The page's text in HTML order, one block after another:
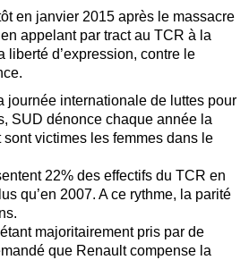
en janvier 2015 après le massacre
appelant par tract au TCR à la
liberté d’expression, contre le
journée internationale de luttes pour
SUD dénonce chaque année la
victimes les femmes dans le
22% des effectifs du TCR en
qu’en 2007. A ce rythme, la parité
majoritairement pris par de
que Renault compense la